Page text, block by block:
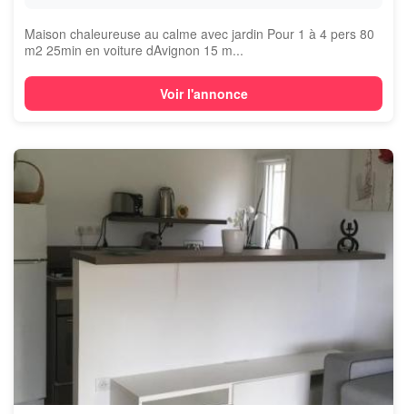
Maison chaleureuse au calme avec jardin Pour 1 à 4 pers 80
m2 25min en voiture dAvignon 15 m...
Voir l'annonce